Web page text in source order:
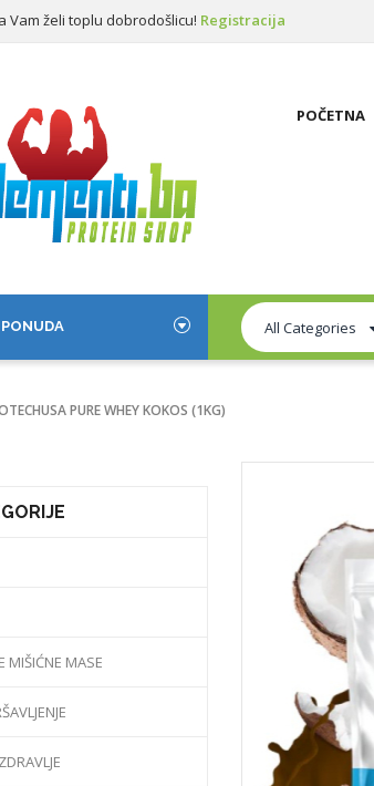
Vam želi toplu dobrodošlicu! Registracija
POČETNA
PURE WHEY KOKOS (1KG)
MIŠIĆNE MASE